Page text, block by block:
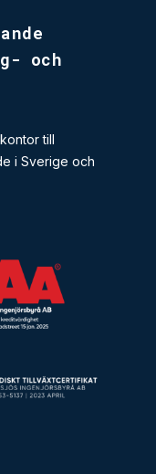
och
till
i Sverige och